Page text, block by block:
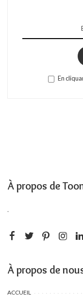
En
À propos de
.
À propos de
ACCUEIL